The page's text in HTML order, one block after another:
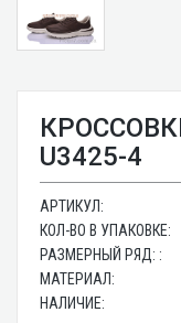
U3425-4
АРТИКУЛ:
КОЛ-ВО В УПАКОВКЕ:
РАЗМЕРНЫЙ РЯД: :
МАТЕРИАЛ:
НАЛИЧИЕ: